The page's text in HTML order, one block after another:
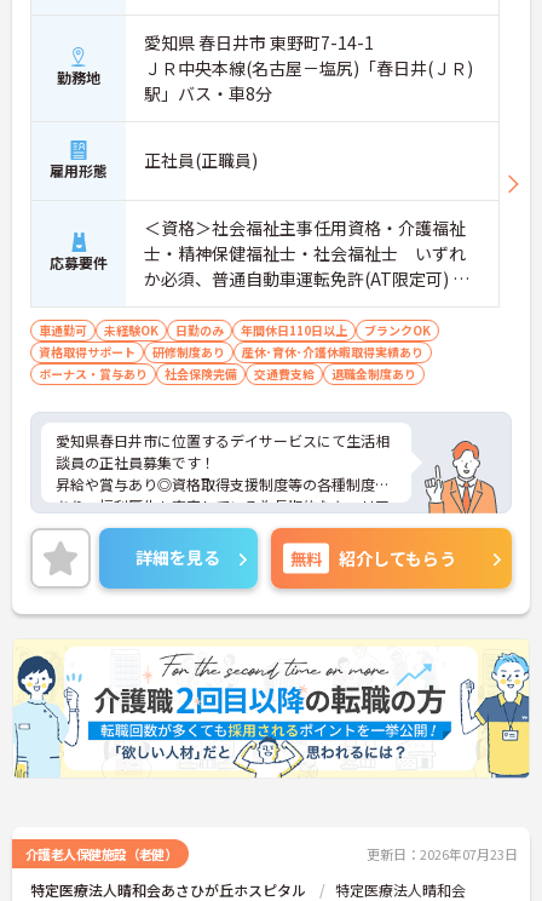
勤務地
愛知県 春日井市 東野町7-14-1
ＪＲ中央本線(名古屋－塩尻)「春日井(ＪＲ)
駅」バス・車8分
雇用形態 正社員(正職員)
応募要件
＜資格＞社会福祉主事任用資格・介護福祉
士・精神保健福祉士・社会福祉士 いずれ
か必須、普通自動車運転免許(AT限定可) 必
須 ＜経験＞不問
車通勤可 未経験OK 日勤のみ 年間休日110日以上
ブランクOK
資格取得サポート
研修制度あり
産休･育休･介護休暇取得実績あり
ボーナス・賞与あり
社会保険完備 交通費支給 退職金制度あり
愛知県春日井市に位置するデイサービスにて生活相
談員の正社員募集です！
昇給や賞与あり◎資格取得支援制度等の各種制度が
あり、福利厚生も充実している為長期的なキャリア
プランを描くことができます。
ご興味ある方は面接ポイントをお伝えしますので、
お気軽にお問い合わせください♪
詳細を見る 無料 紹介してもらう
介護老人保健施設（老健） 更新日：2026年07月23日
特定医療法人晴和会あさひが丘ホスピタル 特定医療法人晴和会